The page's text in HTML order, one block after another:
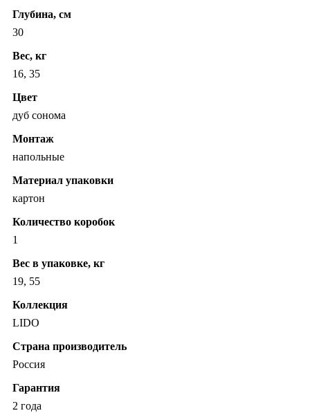
Глубина, см
30
Вес, кг
16, 35
Цвет
дуб сонома
Монтаж
напольные
Материал упаковки
картон
Количество коробок
1
Вес в упаковке, кг
19, 55
Коллекция
LIDO
Страна производитель
Россия
Гарантия
2 года